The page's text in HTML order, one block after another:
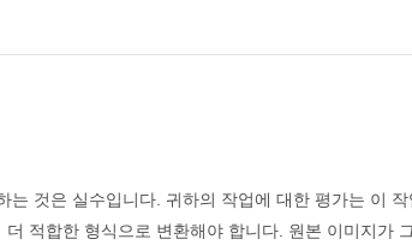
것은 실수입니다. 귀하의 작업에 대한 평가는 이
적합한 형식으로 변환해야 합니다. 원본 이미지가